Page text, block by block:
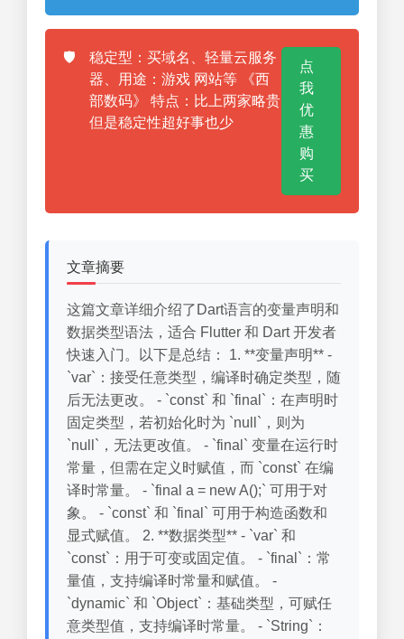
🛡️
稳定型：买域名、轻量云服务
器、用途：游戏 网站等 《西
部数码》 特点：比上两家略贵
但是稳定性超好事也少
点
我
优
惠
购
买
文章摘要
这篇文章详细介绍了Dart语言的变量声明和
数据类型语法，适合 Flutter 和 Dart 开发者
快速入门。以下是总结： 1. **变量声明** -
`var`：接受任意类型，编译时确定类型，随
后无法更改。 - `const` 和 `final`：在声明时
固定类型，若初始化时为 `null`，则为
`null`，无法更改值。 - `final` 变量在运行时
常量，但需在定义时赋值，而 `const` 在编
译时常量。 - `final a = new A();` 可用于对
象。 - `const` 和 `final` 可用于构造函数和
显式赋值。 2. **数据类型** - `var` 和
`const`：用于可变或固定值。 - `final`：常
量值，支持编译时常量和赋值。 -
`dynamic` 和 `Object`：基础类型，可赋任
意类型值，支持编译时常量。 - `String`：